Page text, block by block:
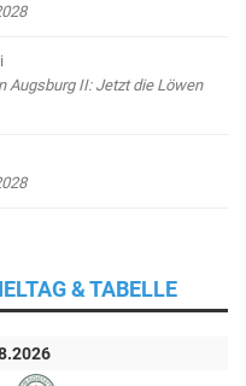
Augsburg II: Jetzt die Löwen
& TABELLE